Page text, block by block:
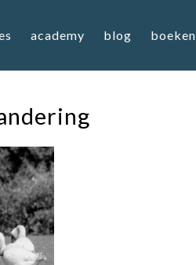
academy blog boeken